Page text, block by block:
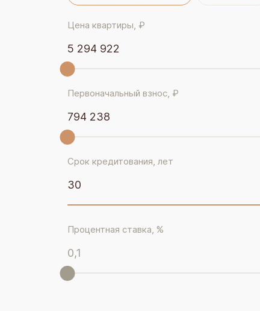
Цена квартиры, ₽
5 294 922
Первоначальный взнос, ₽
794 238
Срок кредитования, лет
30
Процентная ставка, %
0,1